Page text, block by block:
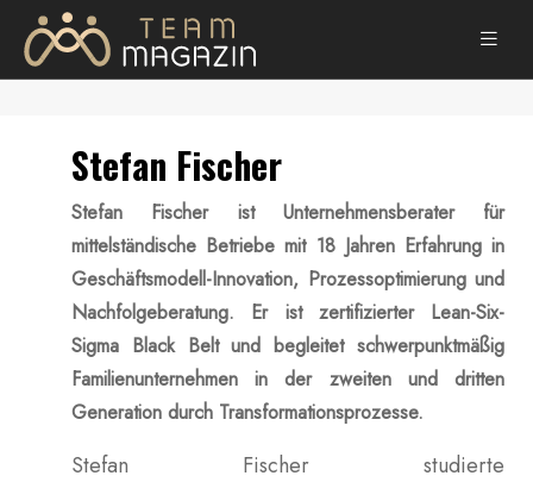
Stefan Fischer
Stefan Fischer ist Unternehmensberater für
mittelständische Betriebe mit 18 Jahren Erfahrung in
Geschäftsmodell-Innovation, Prozessoptimierung und
Nachfolgeberatung. Er ist zertifizierter Lean-Six-
Sigma Black Belt und begleitet schwerpunktmäßig
Familienunternehmen in der zweiten und dritten
Generation durch Transformationsprozesse.
Stefan Fischer studierte